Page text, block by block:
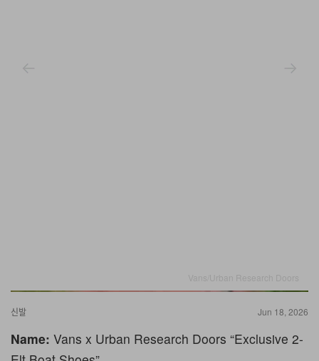
신발 Jun 18, 2026
Name: Vans x Urban Research Doors “Exclusive 2-